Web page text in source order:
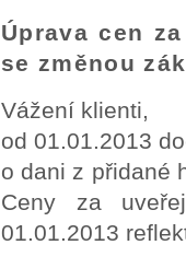
Úprava cen
se změnou
Vážení klienti,
od 01.01.2013
o dani z přidané
Ceny za
01.01.2013